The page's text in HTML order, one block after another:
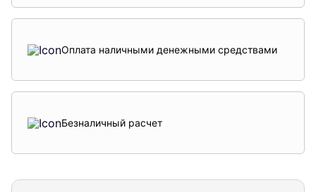
Оплата наличными денежными средствами
Безналичный расчет